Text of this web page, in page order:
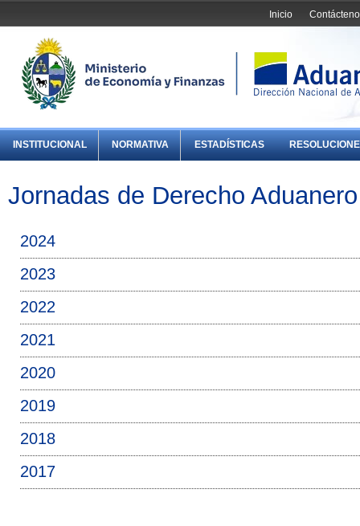
Inicio
INSTITUCIONAL NORMATIVA ESTADÍSTICAS
Jornadas de Derecho Aduanero
2024
2023
2022
2021
2020
2019
2018
2017